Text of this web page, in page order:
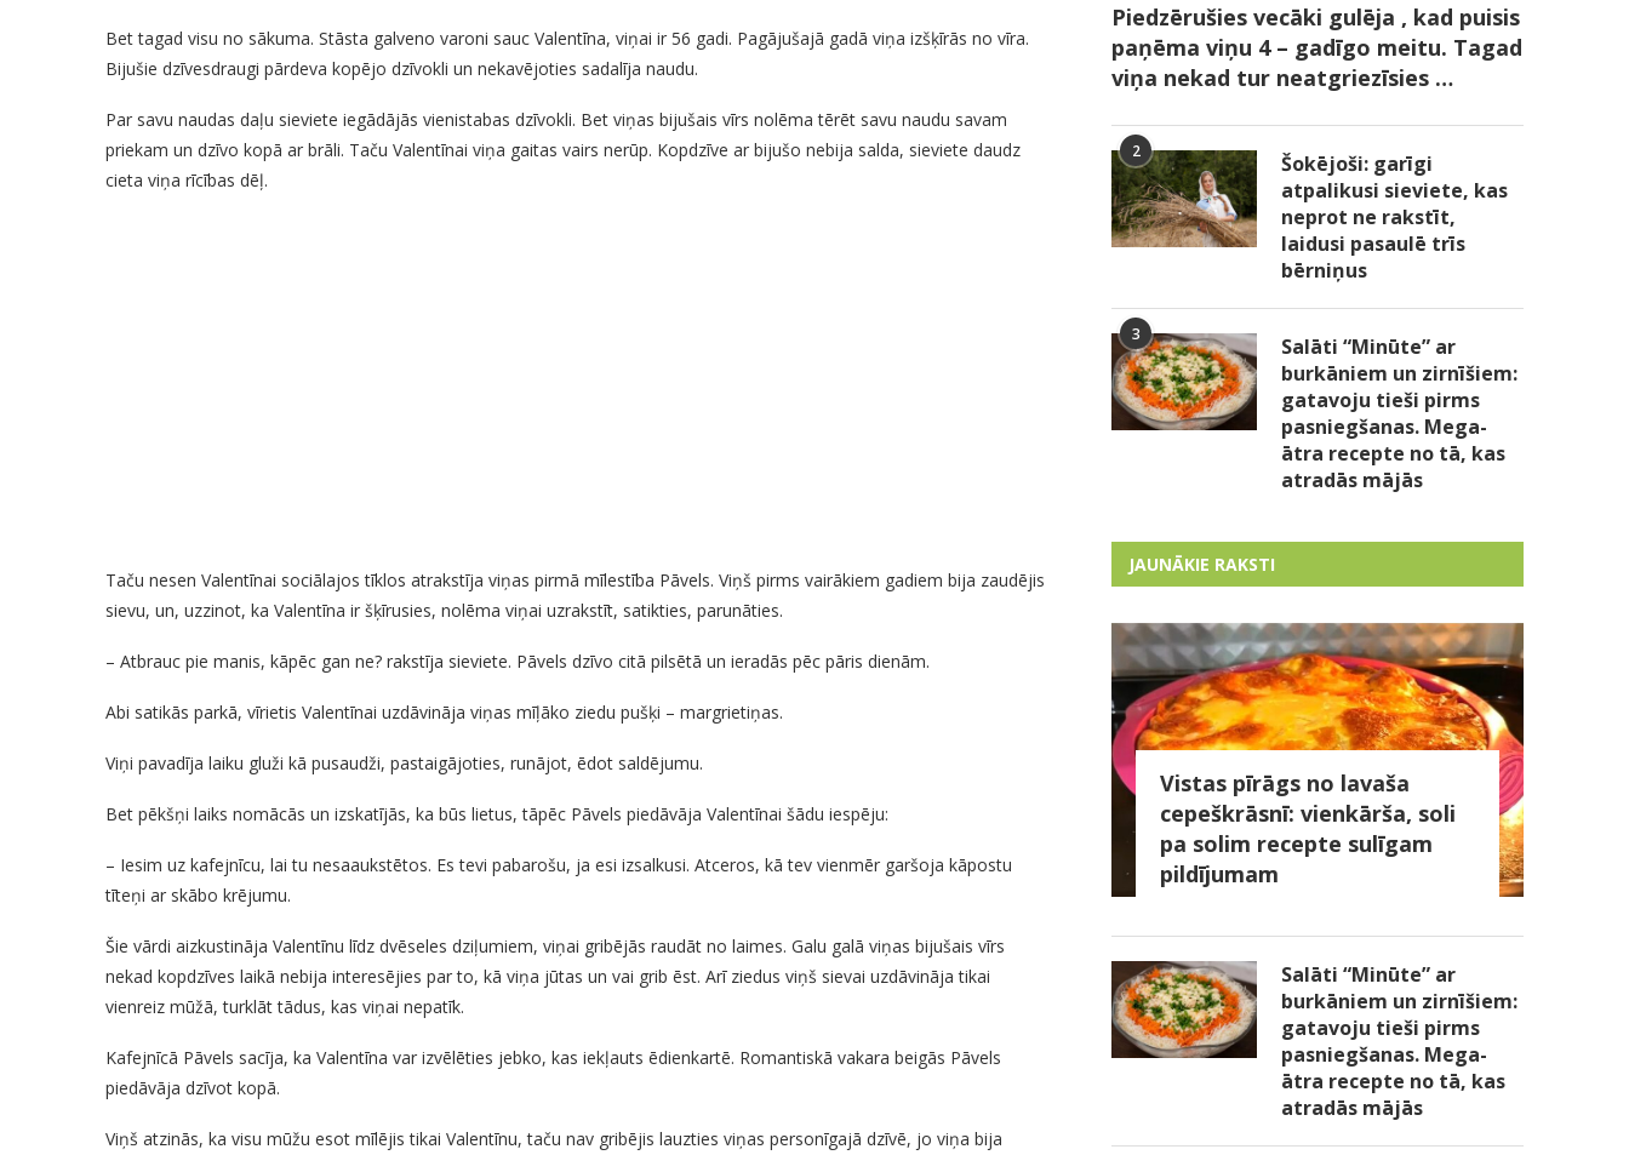
Bet tagad visu no sākuma. Stāsta galveno varoni sauc Valentīna, viņai ir 56 gadi. Pagājušajā gadā viņa izšķīrās no vīra.
Bijušie dzīvesdraugi pārdeva kopējo dzīvokli un nekavējoties sadalīja naudu.
Par savu naudas daļu sieviete iegādājās vienistabas dzīvokli. Bet viņas bijušais vīrs nolēma tērēt savu naudu savam
priekam un dzīvo kopā ar brāli. Taču Valentīnai viņa gaitas vairs nerūp. Kopdzīve ar bijušo nebija salda, sieviete daudz
cieta viņa rīcības dēļ.
Taču nesen Valentīnai sociālajos tīklos atrakstīja viņas pirmā mīlestība Pāvels. Viņš pirms vairākiem gadiem bija zaudējis
sievu, un, uzzinot, ka Valentīna ir šķīrusies, nolēma viņai uzrakstīt, satikties, parunāties.
– Atbrauc pie manis, kāpēc gan ne? rakstīja sieviete. Pāvels dzīvo citā pilsētā un ieradās pēc pāris dienām.
Abi satikās parkā, vīrietis Valentīnai uzdāvināja viņas mīļāko ziedu pušķi – margrietiņas.
Viņi pavadīja laiku gluži kā pusaudži, pastaigājoties, runājot, ēdot saldējumu.
Bet pēkšņi laiks nomācās un izskatījās, ka būs lietus, tāpēc Pāvels piedāvāja Valentīnai šādu iespēju:
– Iesim uz kafejnīcu, lai tu nesaaukstētos. Es tevi pabarošu, ja esi izsalkusi. Atceros, kā tev vienmēr garšoja kāpostu
tīteņi ar skābo krējumu.
Šie vārdi aizkustināja Valentīnu līdz dvēseles dziļumiem, viņai gribējās raudāt no laimes. Galu galā viņas bijušais vīrs
nekad kopdzīves laikā nebija interesējies par to, kā viņa jūtas un vai grib ēst. Arī ziedus viņš sievai uzdāvināja tikai
vienreiz mūžā, turklāt tādus, kas viņai nepatīk.
Kafejnīcā Pāvels sacīja, ka Valentīna var izvēlēties jebko, kas iekļauts ēdienkartē. Romantiskā vakara beigās Pāvels
piedāvāja dzīvot kopā.
Viņš atzinās, ka visu mūžu esot mīlējis tikai Valentīnu, taču nav gribējis lauzties viņas personīgajā dzīvē, jo viņa bija
Piedzērušies vecāki gulēja , kad puisis
paņēma viņu 4 – gadīgo meitu. Tagad
viņa nekad tur neatgriezīsies …
2
Šokējoši: garīgi
atpalikusi sieviete, kas
neprot ne rakstīt,
laidusi pasaulē trīs
bērniņus
3
Salāti “Minūte” ar
burkāniem un zirnīšiem:
gatavoju tieši pirms
pasniegšanas. Mega-
ātra recepte no tā, kas
atradās mājās
JAUNĀKIE RAKSTI
Vistas pīrāgs no lavaša
cepeškrāsnī: vienkārša, soli
pa solim recepte sulīgam
pildījumam
Salāti “Minūte” ar
burkāniem un zirnīšiem:
gatavoju tieši pirms
pasniegšanas. Mega-
ātra recepte no tā, kas
atradās mājās